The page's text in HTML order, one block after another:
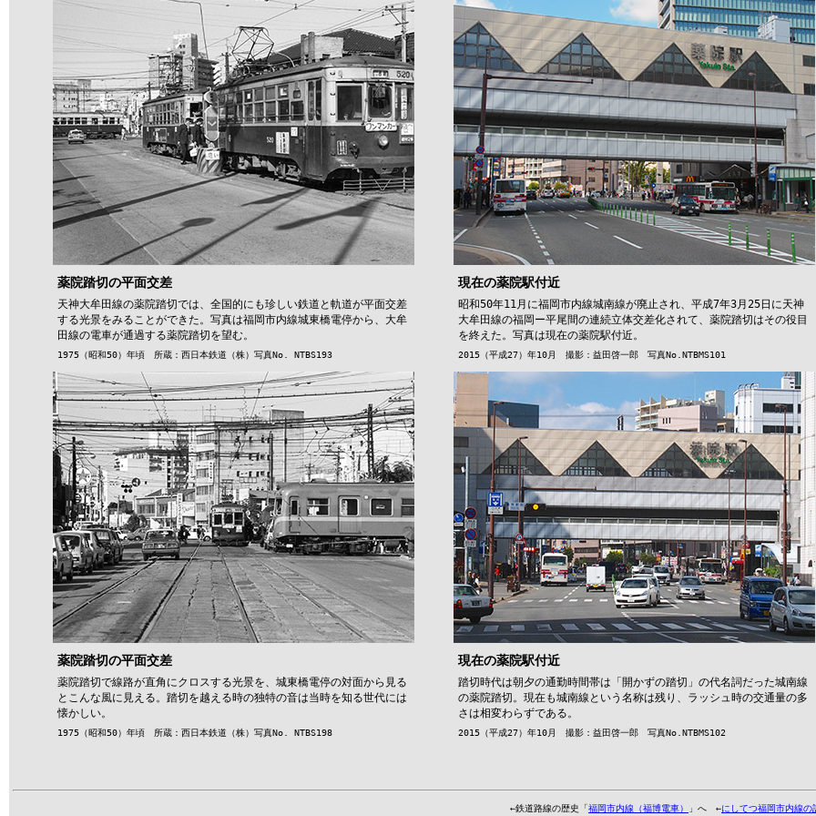
薬院踏切の平面交差
天神大牟田線の薬院踏切では、全国的にも珍しい鉄道と軌道が平面交差
する光景をみることができた。写真は福岡市内線城東橋電停から、大牟
田線の電車が通過する薬院踏切を望む。
1975（昭和50）年頃 所蔵：西日本鉄道（株）写真No. NTBS193
現在の薬院駅付近
昭和50年11月に福岡市内線城南線が廃止され、平成7年3月25日に天神
大牟田線の福岡ー平尾間の連続立体交差化されて、薬院踏切はその役目
を終えた。写真は現在の薬院駅付近。
2015（平成27）年10月 撮影：益田啓一郎 写真No.NTBMS101
薬院踏切の平面交差
薬院踏切で線路が直角にクロスする光景を、城東橋電停の対面から見る
とこんな風に見える。踏切を越える時の独特の音は当時を知る世代には
懐かしい。
1975（昭和50）年頃 所蔵：西日本鉄道（株）写真No. NTBS198
現在の薬院駅付近
踏切時代は朝夕の通勤時間帯は「開かずの踏切」の代名詞だった城南線
の薬院踏切。現在も城南線という名称は残り、ラッシュ時の交通量の多
さは相変わらずである。
2015（平成27）年10月 撮影：益田啓一郎 写真No.NTBMS102
←鉄道路線の歴史「福岡市内線（福博電車） 」へ ←にしてつ福岡市内線の